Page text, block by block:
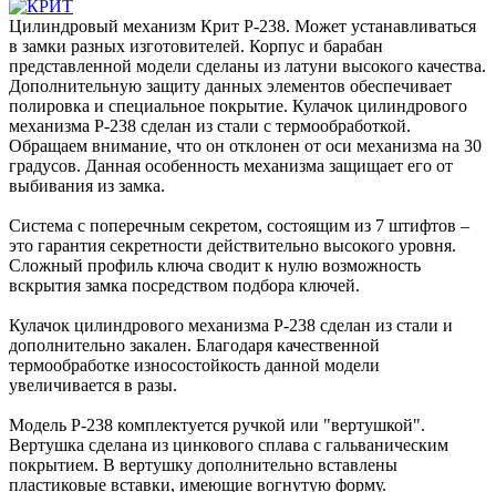
Цилиндровый механизм Крит P-238. Может устанавливаться
в замки разных изготовителей. Корпус и барабан
представленной модели сделаны из латуни высокого качества.
Дополнительную защиту данных элементов обеспечивает
полировка и специальное покрытие. Кулачок цилиндрового
механизма P-238 сделан из стали с термообработкой.
Обращаем внимание, что он отклонен от оси механизма на 30
градусов. Данная особенность механизма защищает его от
выбивания из замка.
Система с поперечным секретом, состоящим из 7 штифтов –
это гарантия секретности действительно высокого уровня.
Сложный профиль ключа сводит к нулю возможность
вскрытия замка посредством подбора ключей.
Кулачок цилиндрового механизма P-238 сделан из стали и
дополнительно закален. Благодаря качественной
термообработке износостойкость данной модели
увеличивается в разы.
Модель P-238 комплектуется ручкой или "вертушкой".
Вертушка сделана из цинкового сплава с гальваническим
покрытием. В вертушку дополнительно вставлены
пластиковые вставки, имеющие вогнутую форму.